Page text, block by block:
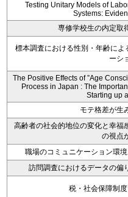
Testing Unitary Models of
Systems:
専修学校生の内定取
標本調査における性別・年齢に
ーシ
The Positive Effects of ”Age
Process in Japan : The
Starting up
モテ格差が生
高齢者の社会的地位の変化と幸福
の視点
職場のコミュニケーション環
訪問調査におけるデータの偏
税・社会保障制